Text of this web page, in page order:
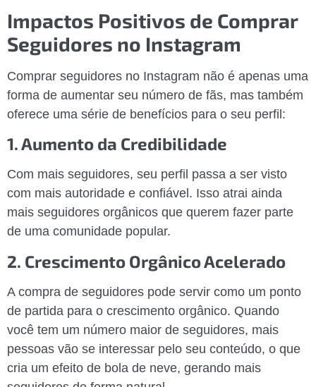
Impactos Positivos de Comprar
Seguidores no Instagram
Comprar seguidores no Instagram não é apenas uma
forma de aumentar seu número de fãs, mas também
oferece uma série de benefícios para o seu perfil:
1. Aumento da Credibilidade
Com mais seguidores, seu perfil passa a ser visto
com mais autoridade e confiável. Isso atrai ainda
mais seguidores orgânicos que querem fazer parte
de uma comunidade popular.
2. Crescimento Orgânico Acelerado
A compra de seguidores pode servir como um ponto
de partida para o crescimento orgânico. Quando
você tem um número maior de seguidores, mais
pessoas vão se interessar pelo seu conteúdo, o que
cria um efeito de bola de neve, gerando mais